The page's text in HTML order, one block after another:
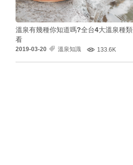
溫泉有幾種你知道嗎?全台4大溫泉種
看
2019-03-20 溫泉知識 133.6K